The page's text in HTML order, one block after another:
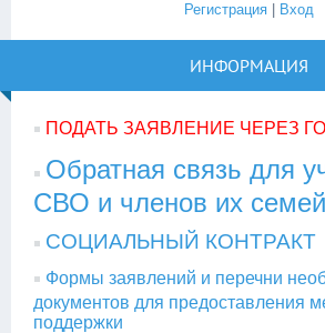
Регистрация| Вход
ИНФОРМАЦИЯ
ПОДАТЬ ЗАЯВЛЕНИЕ ЧЕРЕЗ
Обратная связь для
СВО и членов их семей
СОЦИАЛЬНЫЙ КОНТРАКТ
Формы заявлений и перечни
документов для предоставления
поддержки